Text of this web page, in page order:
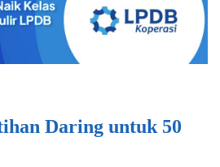
Daring untuk 50